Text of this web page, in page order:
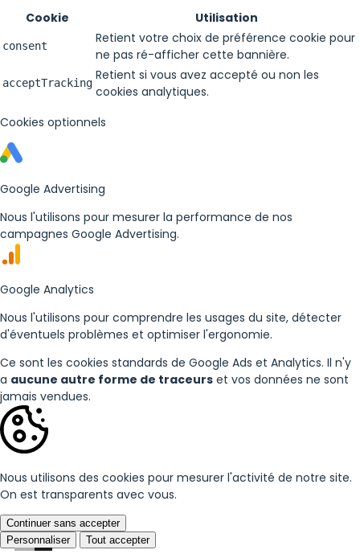
Cookie
Utilisation
consent
Retient votre choix de préférence cookie pour
ne pas ré-afficher cette bannière.
acceptTracking Retient si vous avez accepté ou non les
cookies analytiques.
Cookies optionnels
Google Advertising
Nous l'utilisons pour mesurer la performance de nos
campagnes Google Advertising.
Google Analytics
Nous l'utilisons pour comprendre les usages du site, détecter
d'éventuels problèmes et optimiser l'ergonomie.
Ce sont les cookies standards de Google Ads et Analytics. Il n'y
a aucune autre forme de traceurs et vos données ne sont
jamais vendues.
Nous utilisons des cookies pour mesurer l'activité de notre site.
On est transparents avec vous.
Continuer sans accepter
Personnaliser
Tout accepter